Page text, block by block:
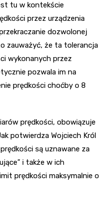
tu w kontekście
przez urządzenia
dozwolonej
zauważyć, że ta tolerancja
wykonanych przez
pozwala im na
prędkości choćby o 8
prędkości, obowiązuje
potwierdza Wojciech Król
są uznawane za
i także w ich
prędkości maksymalnie o